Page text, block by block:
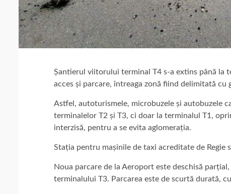
Șantierul viitorului terminal T4 s-a extins până la
acces și parcare, întreaga zonă fiind delimitată cu
Astfel, autoturismele, microbuzele și autobuzele
terminalelor T2 și T3, ci doar la terminalul T1,
interzisă, pentru a se evita aglomerația.
Stația pentru mașinile de taxi acreditate de Regie
Noua parcare de la Aeroport este deschisă
terminalului T3. Parcarea este de scurtă durată,